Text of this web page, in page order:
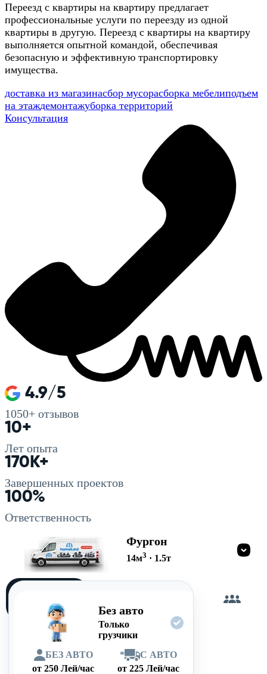
Переезд с квартиры на квартиру предлагает
профессиональные услуги по переезду из одной
квартиры в другую. Переезд с квартиры на квартиру
выполняется опытной командой, обеспечивая
безопасную и эффективную транспортировку
имущества.
доставка из магазинасбор мусорасборка мебелиподъем
на этаждемонтажуборка территорий
Консультация
4.9/5
1050+ отзывов
10+
Лет опыта
170K+
Завершенных проектов
100%
Ответственность
Фургон
14м3 · 1.5т
Без авто
Только
грузчики
БЕЗ АВТО
от250 Лей/час
*
С АВТО
от 225 Лей/час